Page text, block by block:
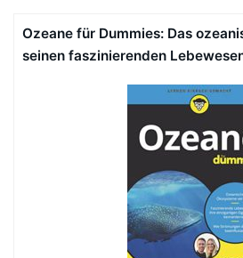
Ozeane für Dummies: Das
seinen faszinierenden